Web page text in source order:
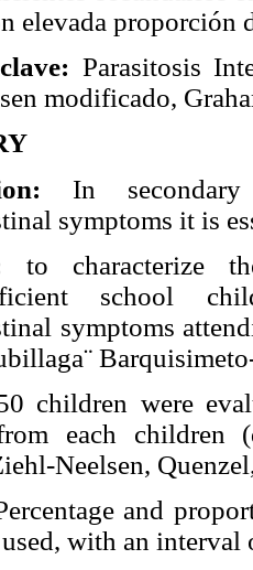
elevada proporción
Parasitosis
modificado,
In secondary
symptoms it is
to characterize
school
symptoms
children were
each children
Neelsen,
and
with an